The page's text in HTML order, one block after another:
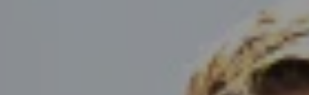
Nu eenvoudig online vormgeven
meer lezen